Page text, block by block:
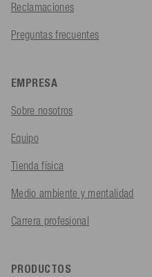
Reclamaciones
Preguntas frecuentes
EMPRESA
Sobre nosotros
Equipo
Tienda física
Medio ambiente y mentalidad
Carrera profesional
PRODUCTOS